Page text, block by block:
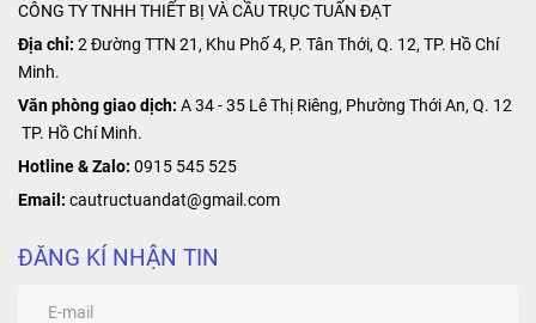
công nghiệp.
CÔNG TY TNHH THIẾT BỊ VÀ CẦU TRỤC TUẤN ĐẠT
Địa chỉ: 2 Đường TTN 21, Khu Phố 4, P. Tân Thới, Q. 12, TP. Hồ Chí
Minh.
Văn phòng giao dịch: A 34 - 35 Lê Thị Riêng, Phường Thới An, Q. 12
TP. Hồ Chí Minh.
Hotline & Zalo: 0915 545 525
Email: cautructuandat@gmail.com
ĐĂNG KÍ NHẬN TIN